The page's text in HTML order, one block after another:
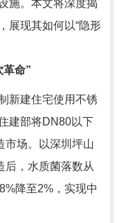
施。本文将深度揭
展现其如何以“隐形
革命”
新建住宅使用不锈
建部将DN80以下
市场。以深圳坪山
后，水质菌落数从
降至2%，实现中